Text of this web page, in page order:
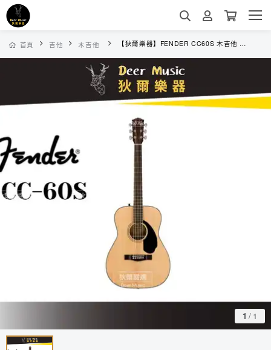
首頁 吉他 木吉他 【狄爾樂器】FENDER CC60S 木吉他 面單板 民謠吉他 CC-60S 初學者 C桶 40吋 雲杉木 樂器
1 / 1